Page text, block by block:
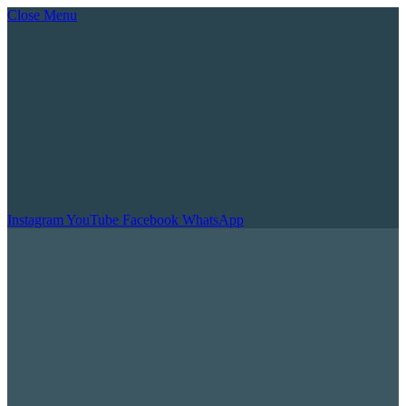
Close Menu
InstagramYouTube Facebook WhatsApp